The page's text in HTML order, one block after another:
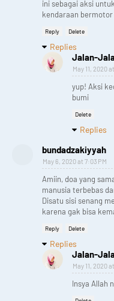
ini sebagai aksi
kendaraan
Reply Delete
Replies
Jalan-
May 11, 2020
yup! Aksi
bumi
Delete
Replies
bundadzakiyyah
May 6, 2020 at 7:03 PM
Amiin, doa yang
manusia terbebas
Disatu sisi senang
karena gak bisa
Reply Delete
Replies
Jalan-
May 11, 2020
Insya Allah